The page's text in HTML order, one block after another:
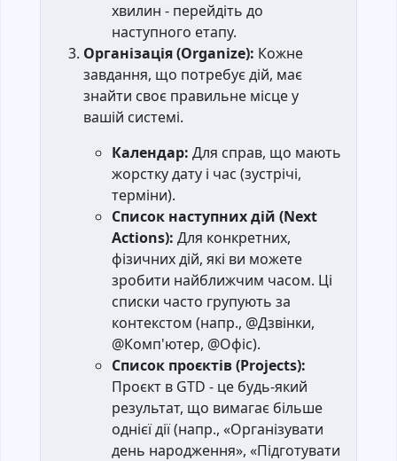
хвилин - перейдіть до
наступного етапу.
Організація (Organize): Кожне
завдання, що потребує дій, має
знайти своє правильне місце у
вашій системі.
Календар: Для справ, що мають
жорстку дату і час (зустрічі,
терміни).
Список наступних дій (Next
Actions): Для конкретних,
фізичних дій, які ви можете
зробити найближчим часом. Ці
списки часто групують за
контекстом (напр., @Дзвінки,
@Комп'ютер, @Офіс).
Список проєктів (Projects):
Проєкт в GTD - це будь-який
результат, що вимагає більше
однієї дії (напр., «Організувати
день народження», «Підготувати